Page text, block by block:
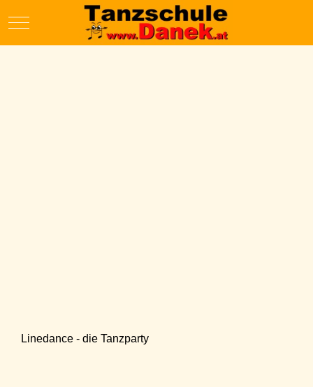
Mobile Menu Toggle
Linedance - die Tanzparty